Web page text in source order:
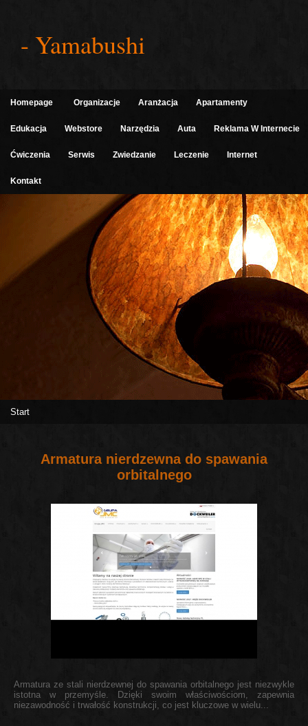
- Yamabushi
Homepage Organizacje Aranżacja Apartamenty
Edukacja Webstore Narzędzia Auta Reklama W Internecie
Ćwiczenia Serwis Zwiedzanie Leczenie Internet
Kontakt
Start
Armatura nierdzewna do spawania
orbitalnego
Armatura ze stali nierdzewnej do spawania orbitalnego jest niezwykle
istotna w przemyśle. Dzięki swoim właściwościom, zapewnia
niezawodność i trwałość konstrukcji, co jest kluczowe w wielu...